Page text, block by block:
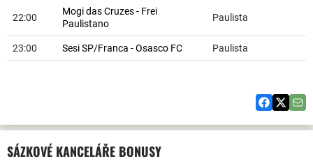
22:00
Mogi das Cruzes - Frei
Paulistano
Paulista
23:00 Sesi SP/Franca - Osasco FC Paulista
SÁZKOVÉ KANCELÁŘE BONUSY